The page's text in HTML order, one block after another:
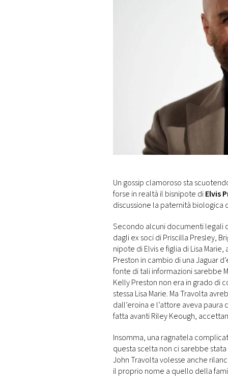
PRINCIPATO
DI
RMC
CONSIGLIA
Un gossip clamoroso sta
forse in realtà il bisnipote diElvis
discussione la paternità biologica
Secondo alcuni documenti legali
dagli ex soci di Priscilla Presley,
nipote di Elvis e figlia di Lisa
Preston in cambio di una Jaguar
fonte di tali informazioni sarebbe
Kelly Preston non era in grado di
stessa Lisa Marie. Ma Travolta
dall’eroina e l’attore aveva
fatta avanti Riley Keough,
Insomma, una ragnatela
questa scelta non ci sarebbe
John Travolta volesse anche
il proprio nome a quello della